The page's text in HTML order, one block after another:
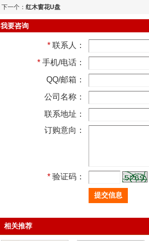
下一个： 红木窗花U盘
我要咨询
* 联系人：
* 手机/电话：
QQ/邮箱：
公司名称：
联系地址：
订购意向：
* 验证码：
相关推荐